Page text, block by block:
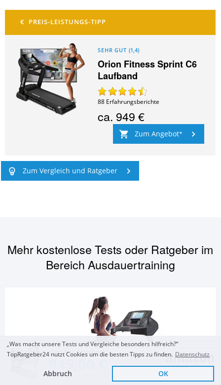
Zum Top Angebot
KOSTENLOSE LIEFERUNG
SEHR GUT (1,4)
Orion Fitness Sprint C6
Laufband
88 Erfahrungsberichte
ca. 949 €
Zum Angebot
Zum Vergleich und Ratgeber
Mehr kostenlose Tests oder Ratgeber im
Bereich Ausdauertraining
„Was macht unsere Tests und Vergleiche besonders hilfreich?“
TopRatgeber24 nutzt Cookies um die besten Tipps zu finden. Datenschutz
Abbruch OK